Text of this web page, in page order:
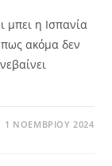
μπει η Ισπανία
πως ακόμα δεν
1 ΝΟΕΜΒΡΊΟΥ 2024